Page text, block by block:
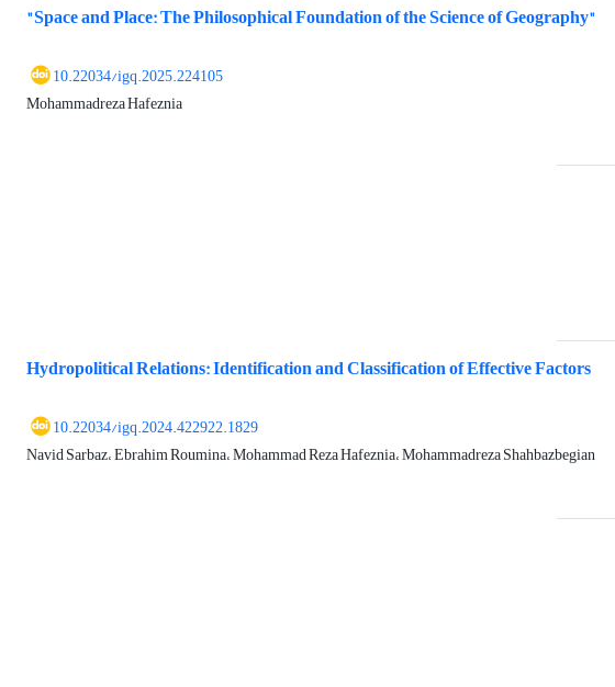
"Space and Place: The Philosophical Foundation of the Science of Geography"
10.22034/igq.2025.224105
Mohammadreza Hafeznia
Hydropolitical Relations: Identification and Classification of Effective Factors
10.22034/igq.2024.422922.1829
Navid Sarbaz، Ebrahim Roumina، Mohammad Reza Hafeznia، Mohammadreza Shahbazbegian